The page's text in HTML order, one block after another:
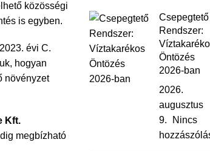
közösségi
is egyben.
évi C.
hogyan
növényzet
Kft.
megbízható
Csepegtető
Rendszer:
Öntözés
2026-ban
2026.
augusztus
9.
Nincs